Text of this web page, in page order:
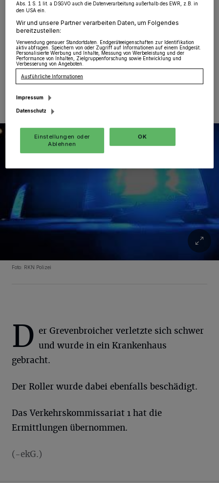
Südstadt
Ein 49-jähriger Mann befuhr am Samstag
gegen 13.40 Uhr mit seinem Roller die Energiestraße in
Richtung Grevenbroich. Nach ersten Ermittlungen verlor
der Mann beim Bremsen die Kontrolle und stürzte.
08.04.2024 , 14:09 Uhr
Foto: RKN Polizei
D er Grevenbroicher verletzte sich schwer
und wurde in ein Krankenhaus
gebracht.
Der Roller wurde dabei ebenfalls beschädigt.
Das Verkehrskommissariat 1 hat die
Ermittlungen übernommen.
(-ekG.)
Abs. 1 S. 1 lit. a DSGVO auch die Datenverarbeitung außerhalb des EWR, z.B. in
den USA ein.
Wir und unsere Partner verarbeiten Daten, um Folgendes
bereitzustellen:
Verwendung genauer Standortdaten. Endgeräteeigenschaften zur Identifikation
aktiv abfragen. Speichern von oder Zugriff auf Informationen auf einem Endgerät.
Personalisierte Werbung und Inhalte, Messung von Werbeleistung und der
Performance von Inhalten, Zielgruppenforschung sowie Entwicklung und
Verbesserung von Angeboten.
Ausführliche Informationen
Impressum
Datenschutz
Einstellungen oder
Ablehnen
OK